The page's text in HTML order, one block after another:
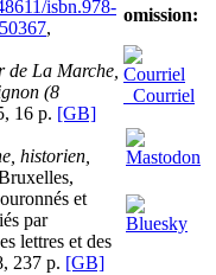
isbn.978-
,
de La Marche,
(8
16 p. [GB]
historien,
et
par
lettres et des
237 p. [GB]
omission:
Courriel